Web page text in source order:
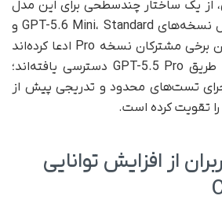
از یک ساختار چندسطحی برای این مدل
یاد شده است که شامل نسخه‌های GPT-5.6 Mini، Standard و
Pro خواهد بود. هم‌زمان برخی مشترکان نسخه Pro ادعا کرده‌اند
به نسخه‌ای جدیدتر از طریق GPT-5.5 Pro دسترسی یافته‌اند؛
تست‌های محدود و تدریجی پیش از
از افزایش توانایی